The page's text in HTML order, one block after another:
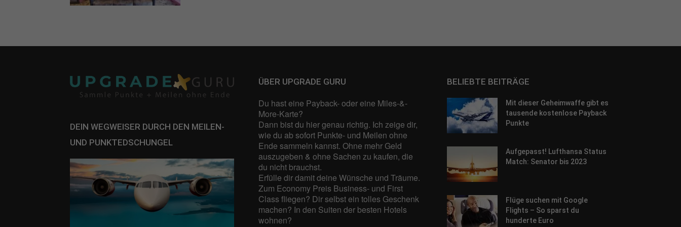
DEIN WEGWEISER DURCH DEN MEILEN-
UND PUNKTEDSCHUNGEL
ÜBER UPGRADE GURU
Du hast eine Payback- oder eine Miles-&-
More-Karte?
Dann bist du hier genau richtig. Ich zeige dir,
wie du ab sofort Punkte- und Meilen ohne
Ende sammeln kannst. Ohne mehr Geld
auszugeben & ohne Sachen zu kaufen, die
du nicht brauchst.
Erfülle dir damit deine Wünsche und Träume.
Zum Economy Preis Business- und First
Class fliegen? Dir selbst ein tolles Geschenk
machen? In den Suiten der besten Hotels
wohnen?
BELIEBTE BEITRÄGE
Mit dieser Geheimwaffe gibt es
tausende kostenlose Payback
Punkte
Aufgepasst! Lufthansa Status
Match: Senator bis 2023
Flüge suchen mit Google
Flights – So sparst du
hunderte Euro
Statistiken (1) Statistiken
Statistik Cookies erfassen Informationen anonym. Diese Informationen helfen uns zu
verstehen, wie unsere Besucher unsere Website nutzen.
Cookie-Informationen anzeigen
Marketing (2) Marketing
Marketing-Cookies werden von Drittanbietern oder Publishern verwendet, um personalisierte
Werbung anzuzeigen. Sie tun dies, indem sie Besucher über Websites hinweg verfolgen.
Cookie-Informationen anzeigen
Externe Medien (7) Externe Medien